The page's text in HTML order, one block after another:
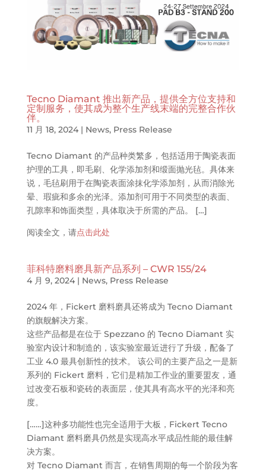
Tecno Diamant 推出新产品，提供全方位支持和
定制服务，使其成为整个生产线末端的完整合作伙
伴。
11 月 18, 2024| News, Press Release
Tecno Diamant 的产品种类繁多，包括适用于陶瓷表面
护理的工具，即毛刷、化学添加剂和缎面抛光毡。具体来
说，毛毡刷用于在陶瓷表面涂抹化学添加剂，从而消除光
晕、瑕疵和多余的光泽。添加剂可用于不同类型的表面、
孔隙率和饰面类型，具体取决于所需的产品。 […]
阅读全文，请点击此处
菲科特磨料磨具新产品系列 – CWR 155/24
4 月 9, 2024| News, Press Release
2024 年，Fickert 磨料磨具还将成为 Tecno Diamant
的旗舰解决方案。
这些产品都是在位于 Spezzano 的 Tecno Diamant 实
验室内设计和制造的，该实验室最近进行了升级，配备了
工业 4.0 最具创新性的技术。 该公司的主要产品之一是新
系列的 Fickert 磨料，它们是精加工作业的重要盟友，通
过改变石板和瓷砖的表面层，使其具有高水平的光泽和亮
度。
[……]这种多功能性也完全适用于大板，Fickert Tecno
Diamant 磨料磨具仍然是实现高水平成品性能的最佳解
决方案。
对 Tecno Diamant 而言，在销售周期的每一个阶段为客